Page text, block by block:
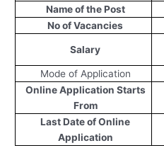
Name of the Post
No of Vacancies
Salary
Mode of Application
Online Application Starts
From
Last Date of Online
Application